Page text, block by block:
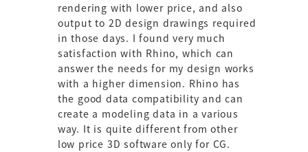
rendering with lower price, and also
output to 2D design drawings required
in those days. I found very much
satisfaction with Rhino, which can
answer the needs for my design works
with a higher dimension. Rhino has
the good data compatibility and can
create a modeling data in a various
way. It is quite different from other
low price 3D software only for CG.